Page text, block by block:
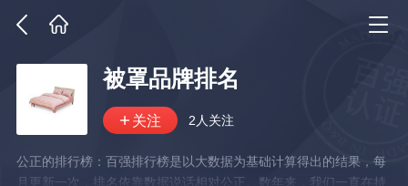
被罩品牌排名
2人关注
公正的排行榜：百强排行榜是以大数据为基础计算得出的结果，每
月更新一次，排名依靠数据说话相对公正。数年来，我们一直在持